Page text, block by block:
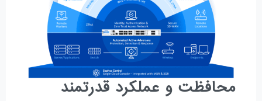
محافظت و عملکرد قدرتمند